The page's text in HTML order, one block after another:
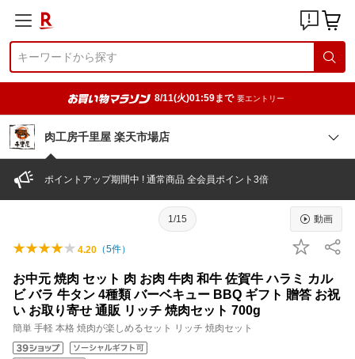
8/11(火)01:59まで 要エントリー
肉工房千里屋 楽天市場店
ポイントアップ期間中 ! 通常商品 全会員ポイント3倍
1/15 動画
4.20 （5件）
お中元 焼肉 セット 肉 お肉 牛肉 和牛 佐賀牛 ハラミ カル
ビ バラ 牛タン 4種類 バーベキュー BBQ ギフト 贈答 お祝
い お取り寄せ 通販 リッチ 焼肉セット 700g
簡単 手軽 本格 焼肉が楽しめるセット リッチ 焼肉セット